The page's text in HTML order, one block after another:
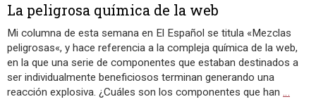
La peligrosa química de la web
Mi columna de esta semana en El Español se titula «Mezclas
peligrosas«, y hace referencia a la compleja química de la web,
en la que una serie de componentes que estaban destinados a
ser individualmente beneficiosos terminan generando una
reacción explosiva. ¿Cuáles son los componentes que han …